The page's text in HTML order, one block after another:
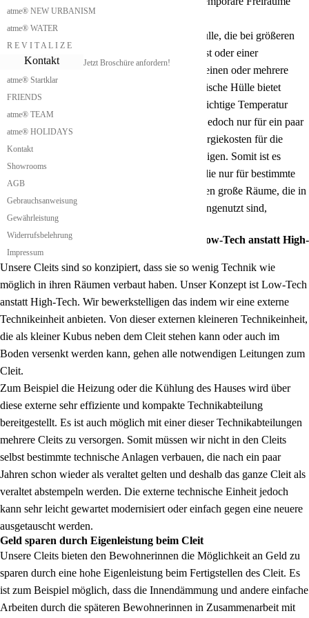
atme® NEW URBANISM
atme® WATER
R E V I T A L I Z E
Kontakt
Jetzt Broschüre anfordern!
atme® Startklar
FRIENDS
atme® TEAM
atme® HOLIDAYS
Kontakt
Showrooms
AGB
Gebrauchsanweisung
Gewährleistung
Widerrufsbelehrung
Impressum
Das ermöglichen wir durch eine aufblasbare Hülle, die bei größeren
Platzbedarf wie zum Beispiel einem Familienfest oder einer
Betriebsfeier oder einer großen Festlichkeit für einen oder mehrere
Tage aufgeblasen werden kann. Diese pneumatische Hülle bietet
Schutz vor Regen und Wind und muss auf die richtige Temperatur
gebracht werden. Da diese Lufthülle als Raum jedoch nur für ein paar
Tage zur Verfügung steht, sind die höheren Energiekosten für die
Klimatisierung dieses Luftraums zu vernachlässigen. Somit ist es
möglich größere Räumlichkeiten zu erzeugen, die nur für bestimmte
Tage im Jahr gebraucht werden. Dadurch werden große Räume, die in
den meisten Häusern zu 99 % leer stehen und ungenutzt sind,
Cleit mit technischer Unabhängigkeit und Low-Tech anstatt High-
Tech
Unsere Cleits sind so konzipiert, dass sie so wenig Technik wie
möglich in ihren Räumen verbaut haben. Unser Konzept ist Low-Tech
anstatt High-Tech. Wir bewerkstelligen das indem wir eine externe
Technikeinheit anbieten. Von dieser externen kleineren Technikeinheit,
die als kleiner Kubus neben dem Cleit stehen kann oder auch im
Boden versenkt werden kann, gehen alle notwendigen Leitungen zum
Cleit.
Zum Beispiel die Heizung oder die Kühlung des Hauses wird über
diese externe sehr effiziente und kompakte Technikabteilung
bereitgestellt. Es ist auch möglich mit einer dieser Technikabteilungen
mehrere Cleits zu versorgen. Somit müssen wir nicht in den Cleits
selbst bestimmte technische Anlagen verbauen, die nach ein paar
Jahren schon wieder als veraltet gelten und deshalb das ganze Cleit als
veraltet abstempeln werden. Die externe technische Einheit jedoch
kann sehr leicht gewartet modernisiert oder einfach gegen eine neuere
ausgetauscht werden.
Geld sparen durch Eigenleistung beim Cleit
Unsere Cleits bieten den Bewohnerinnen die Möglichkeit an Geld zu
sparen durch eine hohe Eigenleistung beim Fertigstellen des Cleit. Es
ist zum Beispiel möglich, dass die Innendämmung und andere einfache
Arbeiten durch die späteren Bewohnerinnen in Zusammenarbeit mit